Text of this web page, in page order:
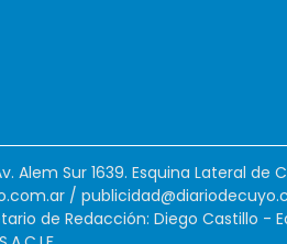
Alem Sur 1639. Esquina Lateral
/
de Redacción: Diego Castillo -